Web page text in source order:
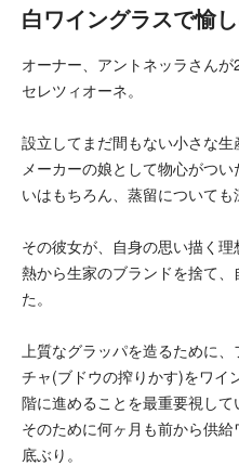
白ワイングラスで愉
オーナー、アントネッラさん
セレツィオーネ。
設立してまだ間もない小さな
メーカーの娘として物心がつ
いはもちろん、蒸留についても
その彼女が、自身の思い描く
熱から生家のブランドを捨て
た。
上質なグラッパを造るために
チャ(ブドウの搾りかす)をワイ
階に進めることを最重要視して
そのために何ヶ月も前から供
底ぶり。